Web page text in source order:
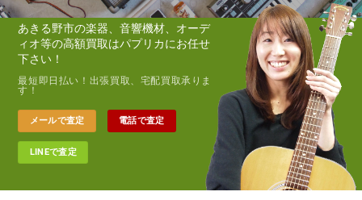
あきる野市の楽器、音響機材、オーデ
ィオ等の高額買取はパプリカにお任せ
下さい！
最短即日払い！出張買取、宅配買取承りま
す！
メールで査定 電話で査定
LINEで査定